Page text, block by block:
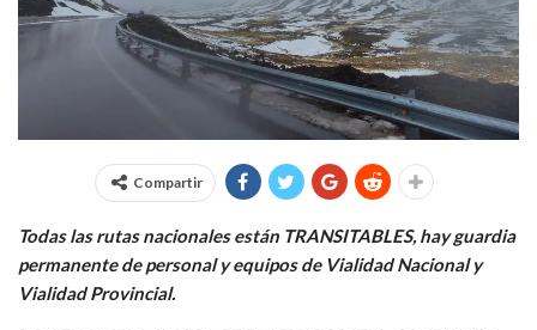
Compartir
Todas las rutas nacionales están TRANSITABLES, hay guardia
permanente de personal y equipos de Vialidad Nacional y
Vialidad Provincial.